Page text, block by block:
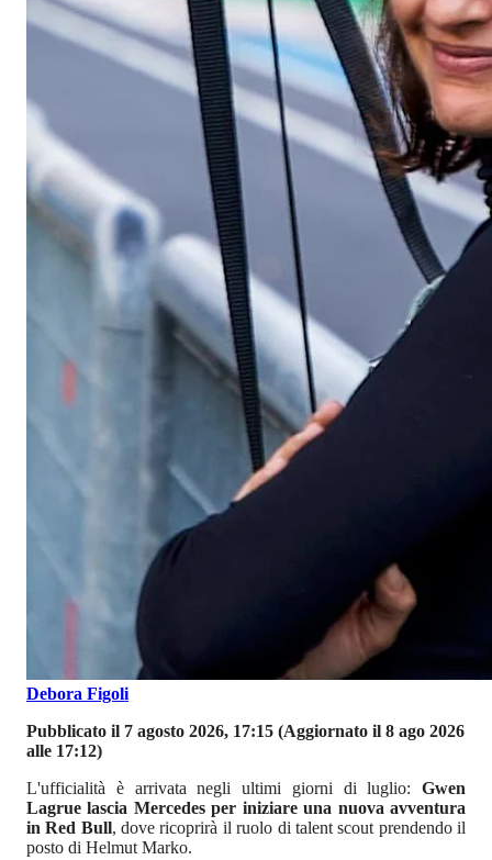
Debora Figoli
Pubblicato il 7 agosto 2026, 17:15 (Aggiornato il 8 ago 2026
alle 17:12)
L'ufficialità è arrivata negli ultimi giorni di luglio: Gwen
Lagrue lascia Mercedes per iniziare una nuova avventura
in Red Bull, dove ricoprirà il ruolo di talent scout prendendo il
posto di Helmut Marko.